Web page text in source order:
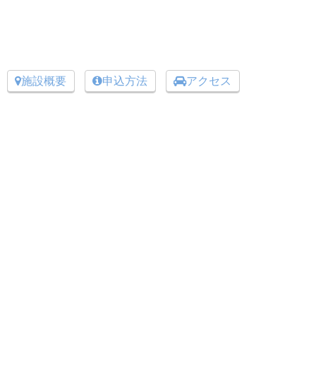
施設概要 申込方法 アクセス